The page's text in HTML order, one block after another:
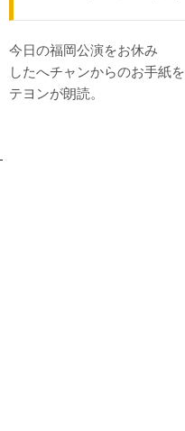
今日の福岡公演をお休み
したへチャンからのお手紙を
テヨンが朗読。